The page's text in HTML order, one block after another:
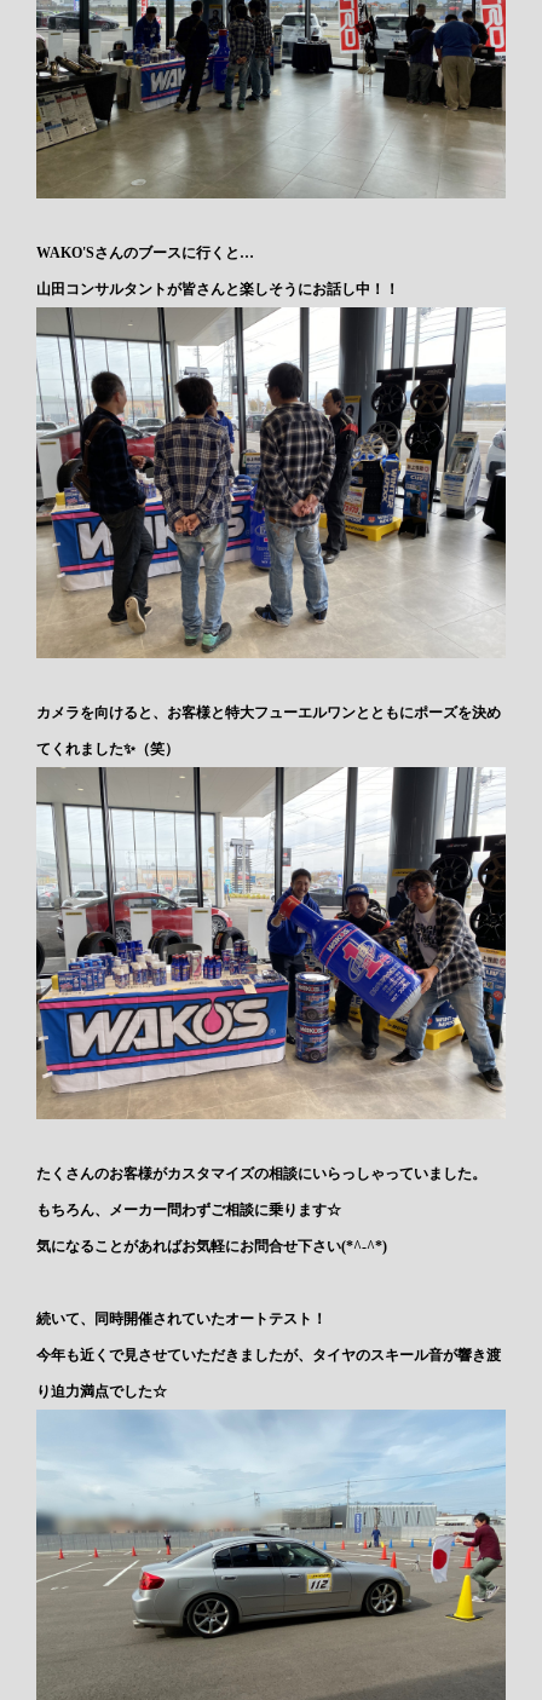
WAKO'Sさんのブースに行くと…
山田コンサルタントが皆さんと楽しそうにお話し中！！
カメラを向けると、お客様と特大フューエルワンとともにポーズを決め
てくれました✨（笑）
たくさんのお客様がカスタマイズの相談にいらっしゃっていました。
もちろん、メーカー問わずご相談に乗ります☆
気になることがあればお気軽にお問合せ下さい(*^-^*)
続いて、同時開催されていたオートテスト！
今年も近くで見させていただきましたが、タイヤのスキール音が響き渡
り迫力満点でした☆